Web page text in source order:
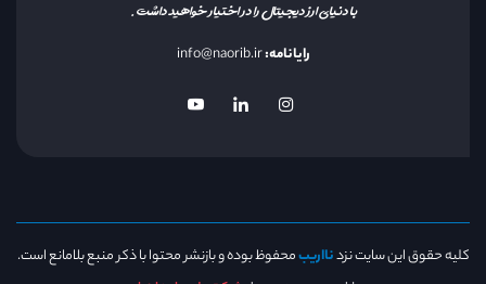
با دنیای ارز دیجیتال را در اختیار خواهید داشت.
رایانامه:info@naorib.ir
کلیه حقوق این سایت نزدنااریبمحفوظ بوده و بازنشر محتوا با ذکر منبع بلامانع است.